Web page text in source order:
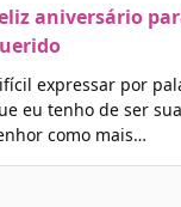
aniversário
expressar por
eu tenho de ser
como mais…